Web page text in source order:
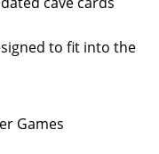
to fit into the
Games